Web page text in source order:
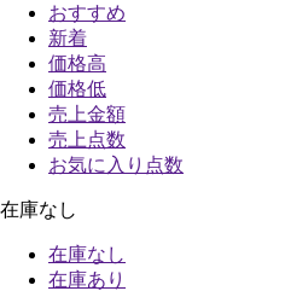
おすすめ
新着
価格高
価格低
売上金額
売上点数
お気に入り点数
在庫なし
在庫なし
在庫あり